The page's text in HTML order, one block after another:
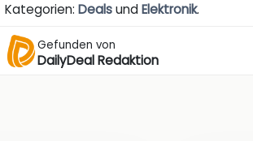
Kategorien:DealsundElektronik.
Gefunden von
DailyDeal Redaktion